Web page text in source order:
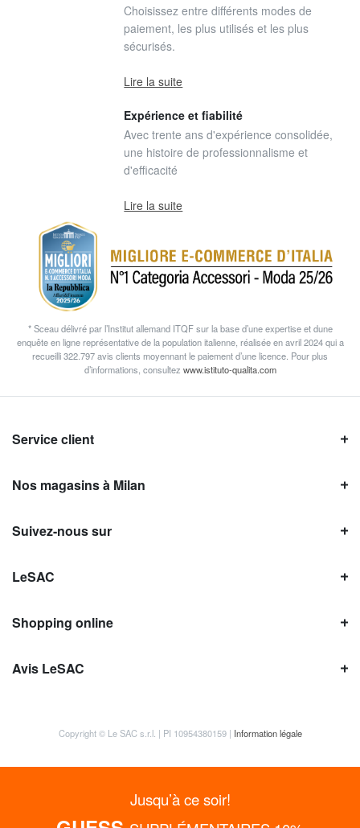
Choisissez entre différents modes de
paiement, les plus utilisés et les plus
sécurisés.
Lire la suite
Expérience et fiabilité
Avec trente ans d'expérience consolidée,
une histoire de professionnalisme et
d'efficacité
Lire la suite
* Sceau délivré par l’Institut allemand ITQF sur la base d’une expertise et dune
enquête en ligne représentative de la population italienne, réalisée en avril 2024 qui a
recueilli 322.797 avis clients moyennant le paiement d’une licence. Pour plus
d’informations, consultez www.istituto-qualita.com
Service client
Nos magasins à Milan
Suivez-nous sur
LeSAC
Shopping online
Avis LeSAC
Copyright © Le SAC s.r.l. | PI 10954380159 | Information légale
Jusqu’à ce soir!